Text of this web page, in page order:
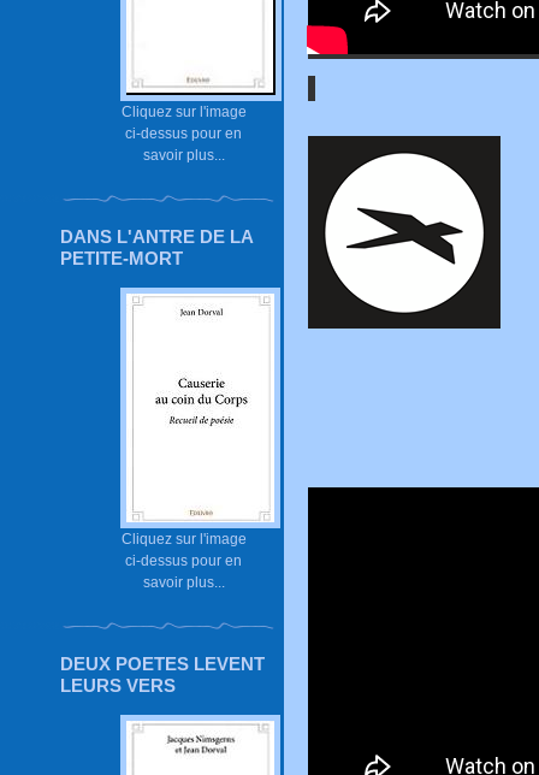
Cliquez sur l'image
ci-dessus pour en
savoir plus...
DANS L'ANTRE DE LA
PETITE-MORT
Cliquez sur l'image
ci-dessus pour en
savoir plus...
DEUX POETES LEVENT
LEURS VERS